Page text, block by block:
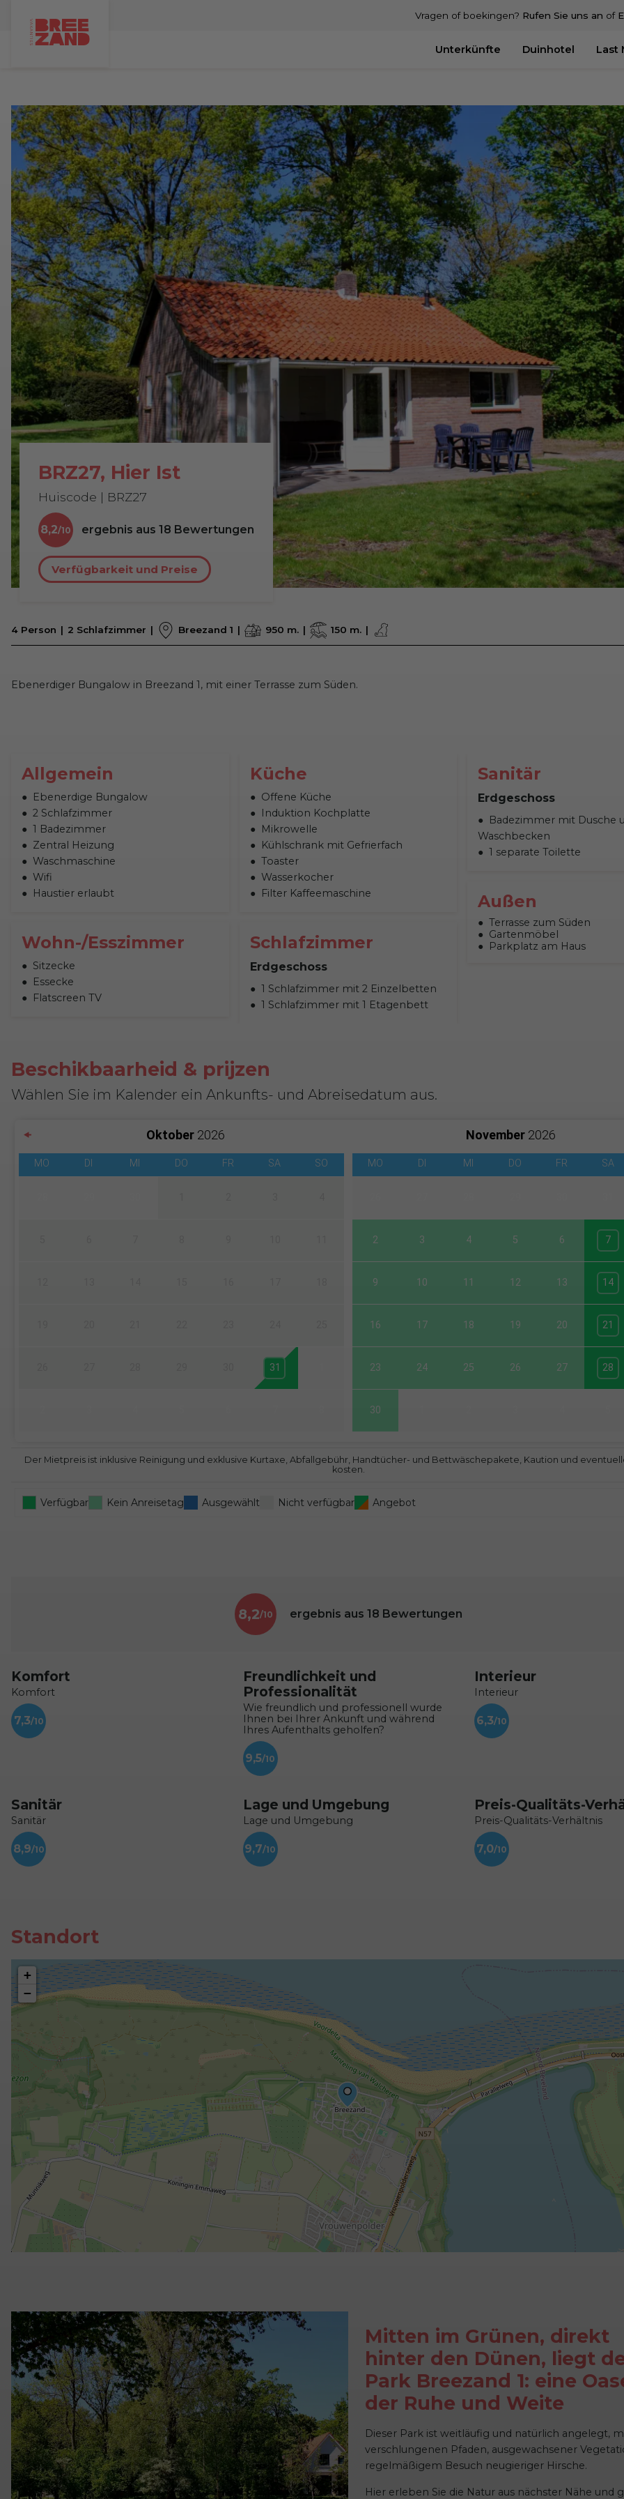
Vragen of boekingen? Rufen Sie uns an of
Unterkünfte Duinhotel Last
BRZ27, Hier Ist
Huiscode | BRZ27
8,2 ergebnis aus 18 Bewertungen
Verfügbarkeit und Preise
4 Person 2 Schlafzimmer Breezand 1 950 m. 150 m.
Ebenerdiger Bungalow in Breezand 1, mit einer Terrasse zum Süden.
Allgemein
Ebenerdige Bungalow
2 Schlafzimmer
1 Badezimmer
Zentral Heizung
Waschmaschine
Wifi
Haustier erlaubt
Wohn-/Esszimmer
Sitzecke
Essecke
Flatscreen TV
Küche
Offene Küche
Induktion Kochplatte
Mikrowelle
Kühlschrank mit Gefrierfach
Toaster
Wasserkocher
Filter Kaffeemaschine
Schlafzimmer
Erdgeschoss
1 Schlafzimmer mit 2 Einzelbetten
1 Schlafzimmer mit 1 Etagenbett
Sanitär
Erdgeschoss
Badezimmer mit Dusche
Waschbecken
1 separate Toilette
Außen
Terrasse zum Süden
Gartenmöbel
Parkplatz am Haus
Beschikbaarheid & prijzen
Wählen Sie im Kalender ein Ankunfts- und Abreisedatum aus.
Oktober 2026
MO DI MI DO FR SA SO
31
November 2026
MO DI MI DO FR SA
2 3 4 5 6 7
9 10 11 12 13 14
16 17 18 19 20 21
23 24 25 26 27 28
30
Der Mietpreis ist inklusive Reinigung und exklusive Kurtaxe, Abfallgebühr, Handtücher- und Bettwäschepakete, Kaution und
kosten.
Verfügbar Kein Anreisetag Ausgewählt Nicht verfügbar Angebot
8,2 ergebnis aus 18 Bewertungen
Komfort
Komfort
7,3
Freundlichkeit und
Professionalität
Wie freundlich und professionell wurde
Ihnen bei Ihrer Ankunft und während
Ihres Aufenthalts geholfen?
9,5
Interieur
Interieur
6,3
Sanitär
Sanitär
8,9
Lage und Umgebung
Lage und Umgebung
9,7
Preis-Qualitäts-
Preis-Qualitäts-Verhältnis
7,0
Standort
+
−
Mitten im Grünen, direkt
hinter den Dünen, liegt
Park Breezand 1: eine
der Ruhe und Weite
Dieser Park ist weitläufig und natürlich angelegt,
verschlungenen Pfaden, ausgewachsener
regelmäßigem Besuch neugieriger Hirsche.
Hier erleben Sie die Natur aus nächster Nähe und